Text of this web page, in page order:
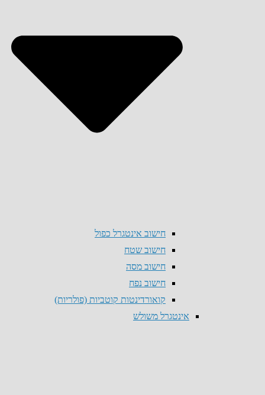
חישוב אינטגרל כפול
חישוב שטח
חישוב מסה
חישוב נפח
קואורדינטות קוטביות (פולריות)
אינטגרל משולש